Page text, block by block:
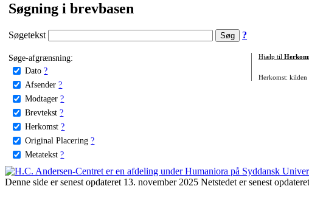
Søgning i brevbasen
Søgetekst ?
Søge-afgrænsning:
Dato ?
Afsender ?
Modtager ?
Brevtekst ?
Herkomst ?
Original Placering ?
Metatekst ?
Hjælp til
Herkomst: kilden
Denne side er senest opdateret 13. november 2025 Netstedet er senest